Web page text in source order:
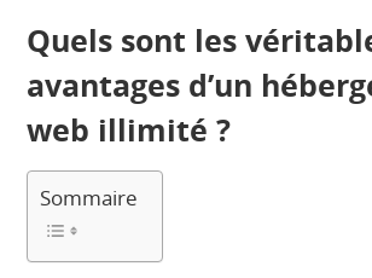
Quels sont les
avantages d’un
web illimité ?
Sommaire